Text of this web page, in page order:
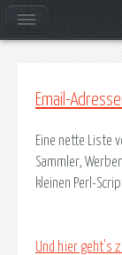
Email-
Eine nette Liste
Sammler,
kleinen Perl-
Und hier geht's